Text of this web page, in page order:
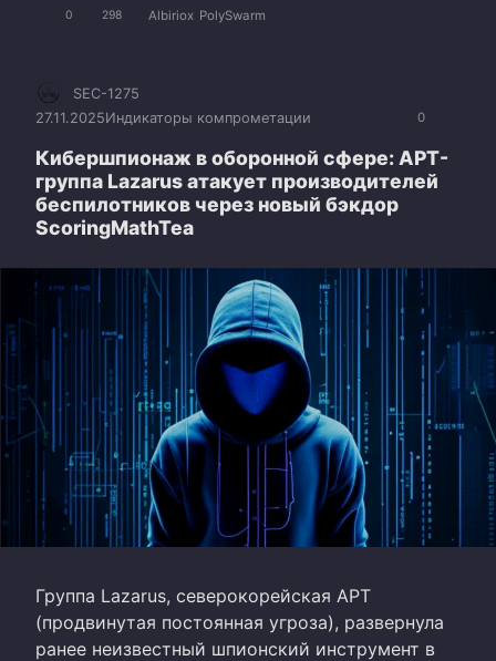
0 298 Albiriox PolySwarm
0
SEC-1275
27.11.2025Индикаторы компрометации
Кибершпионаж в оборонной сфере: APT-
группа Lazarus атакует производителей
беспилотников через новый бэкдор
ScoringMathTea
Группа Lazarus, северокорейская APT
(продвинутая постоянная угроза), развернула
ранее неизвестный шпионский инструмент в